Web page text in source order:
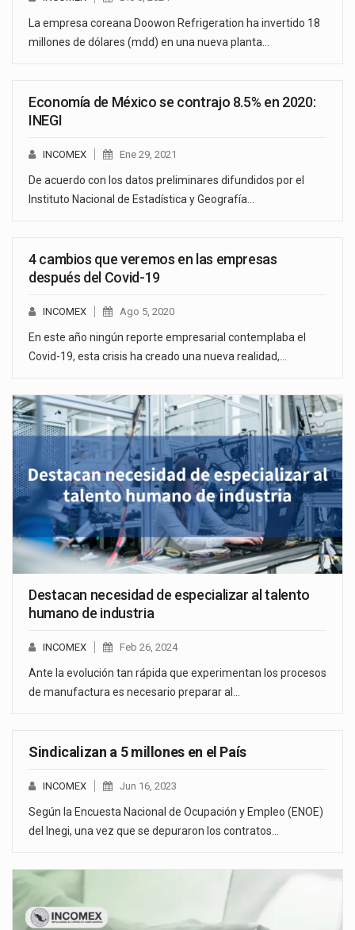
La empresa coreana Doowon Refrigeration ha invertido 18
millones de dólares (mdd) en una nueva planta…
Economía de México se contrajo 8.5% en 2020:
INEGI
INCOMEX Ene 29, 2021
De acuerdo con los datos preliminares difundidos por el
Instituto Nacional de Estadística y Geografía…
4 cambios que veremos en las empresas
después del Covid-19
INCOMEX Ago 5, 2020
En este año ningún reporte empresarial contemplaba el
Covid-19, esta crisis ha creado una nueva realidad,…
Destacan necesidad de especializar al talento
humano de industria
INCOMEX Feb 26, 2024
Ante la evolución tan rápida que experimentan los procesos
de manufactura es necesario preparar al…
Sindicalizan a 5 millones en el País
INCOMEX Jun 16, 2023
Según la Encuesta Nacional de Ocupación y Empleo (ENOE)
del Inegi, una vez que se depuraron los contratos…